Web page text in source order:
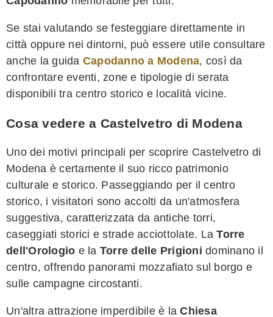
Se stai valutando se festeggiare direttamente in
città oppure nei dintorni, può essere utile consultare
anche la guida Capodanno a Modena, così da
confrontare eventi, zone e tipologie di serata
disponibili tra centro storico e località vicine.
Cosa vedere a Castelvetro di Modena
Uno dei motivi principali per scoprire Castelvetro di
Modena è certamente il suo ricco patrimonio
culturale e storico. Passeggiando per il centro
storico, i visitatori sono accolti da un'atmosfera
suggestiva, caratterizzata da antiche torri,
caseggiati storici e strade acciottolate. LaTorre
dell'Orologio e la Torre delle Prigioni dominano il
centro, offrendo panorami mozzafiato sul borgo e
sulle campagne circostanti.
Un'altra attrazione imperdibile è laChiesa